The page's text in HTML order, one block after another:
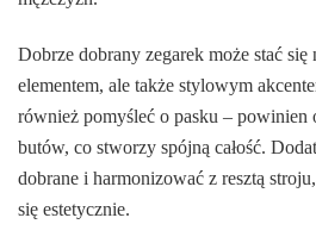
Dobrze dobrany zegarek może stać
elementem, ale także stylowym
również pomyśleć o pasku – powinien
butów, co stworzy spójną całość.
dobrane i harmonizować z resztą stroju,
się estetycznie.